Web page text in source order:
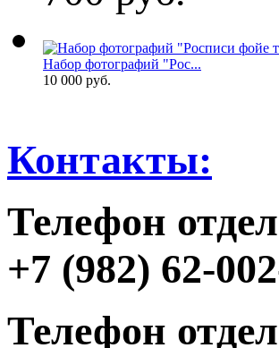
Набор фотографий "Рос...
10 000 руб.
Контакты:
Телефон
+7 (982) 62-
Телефон